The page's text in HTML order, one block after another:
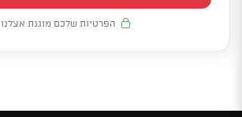
הפרטיות שלכם מוגנת אצלנו